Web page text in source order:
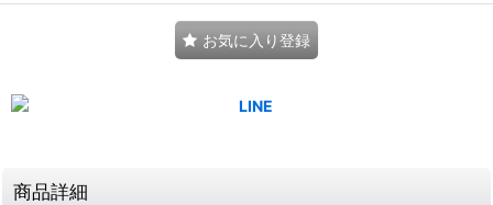
お気に入り登録
商品詳細